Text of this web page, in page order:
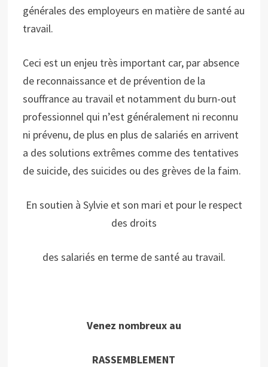
générales des employeurs en matière de santé au
travail.
Ceci est un enjeu très important car, par absence
de reconnaissance et de prévention de la
souffrance au travail et notamment du burn-out
professionnel qui n’est généralement ni reconnu
ni prévenu, de plus en plus de salariés en arrivent
a des solutions extrêmes comme des tentatives
de suicide, des suicides ou des grèves de la faim.
En soutien à Sylvie et son mari et pour le respect
des droits
des salariés en terme de santé au travail.
Venez nombreux au
RASSEMBLEMENT